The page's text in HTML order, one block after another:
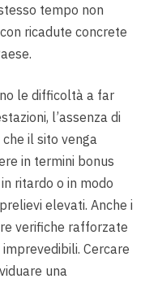
tempo non
ricadute concrete
le difficoltà a far
l’assenza di
il sito venga
in termini bonus
ritardo o in modo
elevati. Anche i
verifiche rafforzate
Cercare
una